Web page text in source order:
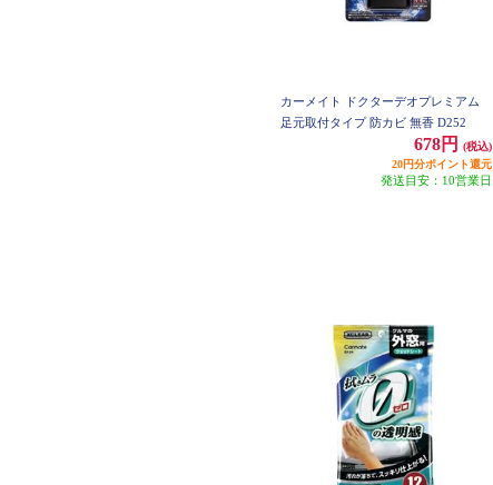
カーメイト ドクターデオプレミアム
足元取付タイプ 防カビ 無香 D252
678円
(税込)
20円分ポイント還元
発送目安：10営業日